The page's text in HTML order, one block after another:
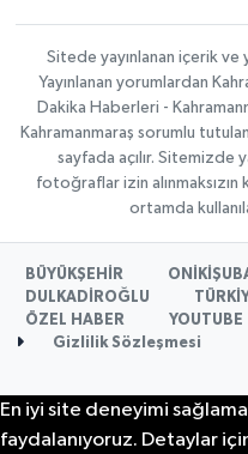
Sitede yayınlanan içerik ve
Yayınlanan yorumlardan
Dakika Haberleri -
Kahramanmaraş sorumlu
sayfada açılır. Sitemizde
fotoğraflar izin
ortamda
BÜYÜKŞEHİR
DULKADİROĞLU
ÖZEL HABER
YOUTUBE
Gizlilik Sözleşmesi
En iyi site deneyimi
faydalanıyoruz. Detaylar